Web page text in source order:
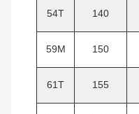
54T 140
59M 150
61T 155